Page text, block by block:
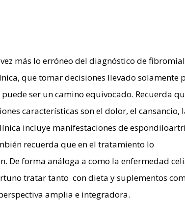
más lo erróneo del diagnóstico de
que tomar decisiones llevado solamente
ser un camino equivocado. Recuerda
características son el dolor, el cansancio,
incluye manifestaciones de
recuerda que en el tratamiento lo
De forma análoga a como la enfermedad
tratar tanto con dieta y suplementos
amplia e integradora.